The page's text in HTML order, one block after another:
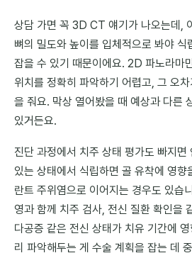
상담 가면 꼭 3D CT 얘기가 나오는데,
뼈의 밀도와 높이를 입체적으로 봐야 식
잡을 수 있기 때문이에요. 2D 파노라마
위치를 정확히 파악하기 어렵고, 그 오
을 줘요. 막상 열어봤을 때 예상과 다른
있거든요.
진단 과정에서 치주 상태 평가도 빠지
있는 상태에서 식립하면 골 유착에 영향
란트 주위염으로 이어지는 경우도 있습
영과 함께 치주 검사, 전신 질환 확인을
다공증 같은 전신 상태가 치유 기간에
리 파악해두는 게 수술 계획을 잡는 데